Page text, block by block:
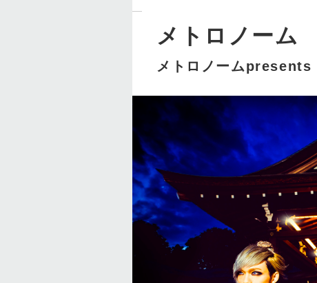
メトロノーム
メトロノームpresents